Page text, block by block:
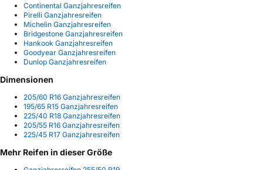
Continental Ganzjahresreifen
Pirelli Ganzjahresreifen
Michelin Ganzjahresreifen
Bridgestone Ganzjahresreifen
Hankook Ganzjahresreifen
Goodyear Ganzjahresreifen
Dunlop Ganzjahresreifen
Dimensionen
205/60 R16 Ganzjahresreifen
195/65 R15 Ganzjahresreifen
225/40 R18 Ganzjahresreifen
205/55 R16 Ganzjahresreifen
225/45 R17 Ganzjahresreifen
Mehr Reifen in dieser Größe